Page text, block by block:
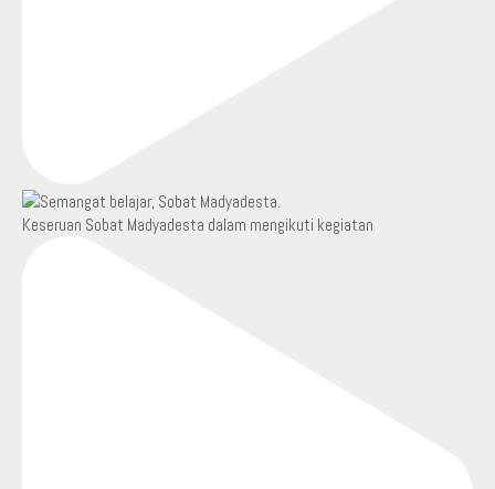
Keseruan Sobat Madyadesta dalam mengikuti kegiatan